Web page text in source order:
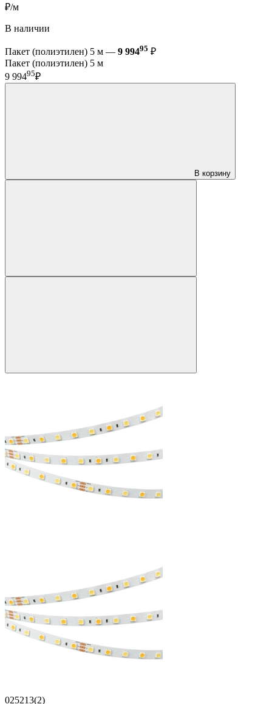
₽/м
В наличии
Пакет (полиэтилен) 5 м — 9 99495 ₽
Пакет (полиэтилен) 5 м
9 99495₽
В корзину
025213(2)